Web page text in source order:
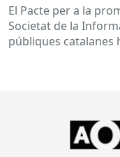
El Pacte per a la
Societat de la
públiques catalanes